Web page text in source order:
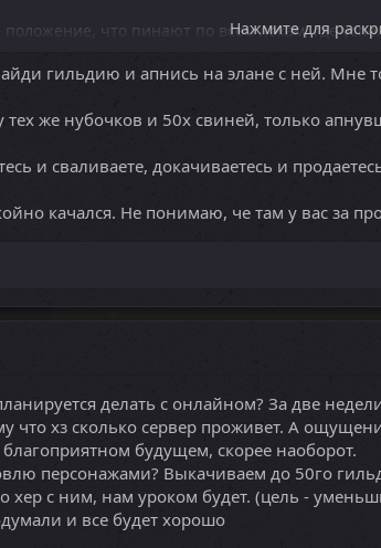
положение, что пинают по всем локам, где
надеюсь меня услышат.
Нажмите для
гильдию и апнись на элане с ней. Мне
же нубочков и 50х свиней, только
и сваливаете, докачиваетесь и
качался. Не понимаю, че там у вас за
делать с онлайном? За две
что хз сколько сервер проживет. А
будущем, скорее наоборот.
персонажами? Выкачиваем до 50го
хер с ним, нам уроком будет. (цель -
и все будет хорошо